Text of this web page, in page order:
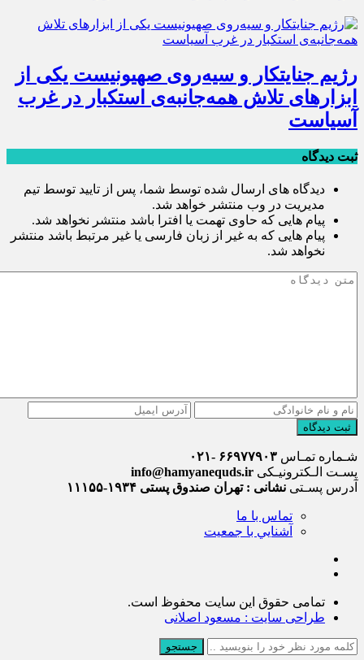
رژیم جنایتکار و سیه‌‌روی صهیونیست یکی از
ابزارهای تلاش همه‌جانبه‌ی استکبار در غرب
آسیاست
ثبت دیدگاه
دیدگاه های ارسال شده توسط شما، پس از تایید توسط تیم
مدیریت در وب منتشر خواهد شد.
پیام هایی که حاوی تهمت یا افترا باشد منتشر نخواهد شد.
پیام هایی که به غیر از زبان فارسی یا غیر مرتبط باشد منتشر
نخواهد شد.
ثبت دیدگاه
شـماره تمـاس ۶۶۹۷۷۹۰۳ -۰۲۱
پسـت الـکترونیـکی info@hamyanequds.ir
آدرس پسـتی نشانی : تهران صندوق پستی ۱۹۳۴-۱۱۱۵۵
تماس با ما
آشنايي با جمعيت
تمامی حقوق این سایت محفوظ است.
طراحی سایت : مسعود اصلانی
جستجو